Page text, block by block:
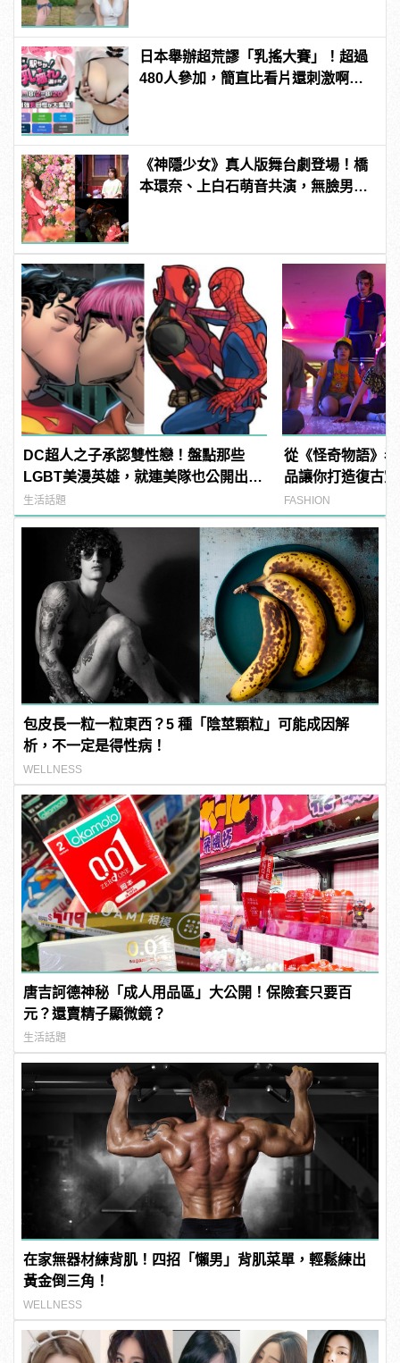
日本舉辦超荒謬「乳搖大賽」！超過
480人參加，簡直比看片還刺激啊！ |
《神隱少女》真人版舞台劇登場！橋
本環奈、上白石萌音共演，無臉男、
DC超人之子承認雙性戀！盤點那些
LGBT美漫英雄，就連美隊也公開出
櫃？ | manfashion這樣變型男
生活話題
從《怪奇物語》
品讓你打造復古
FASHION
包皮長一粒一粒東西？5 種「陰莖顆粒」可能成因解
析，不一定是得性病！
WELLNESS
唐吉訶德神秘「成人用品區」大公開！保險套只要百
元？還賣精子顯微鏡？
生活話題
在家無器材練背肌！四招「懶男」背肌菜單，輕鬆練出
黃金倒三角！
WELLNESS